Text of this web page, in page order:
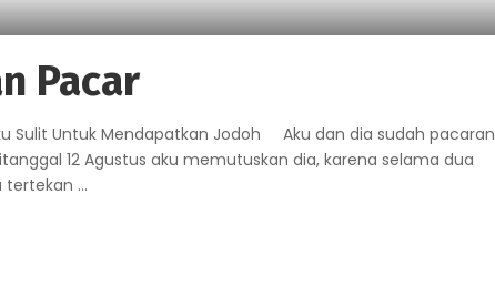
Pacar
Sulit Untuk Mendapatkan Jodoh Aku dan dia sudah pacaran
12 Agustus aku memutuskan dia, karena selama dua
tertekan ...